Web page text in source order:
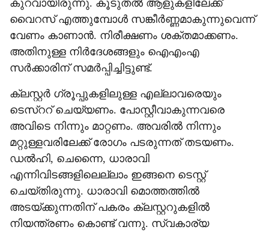
കുറവായിരുന്നു. കൂടുതല്‍ ആളുകളിലേക്ക്
വൈറസ് എത്തുമ്പോള്‍ സങ്കീര്‍ണ്ണമാകുന്നുവെന്ന്
വേണം കാണാന്‍. നിരീക്ഷണം ശക്തമാക്കണം.
അതിനുള്ള നിര്‍ദേശങ്ങളും ഐഎംഎ
സര്‍ക്കാരിന് സമര്‍പ്പിച്ചിട്ടുണ്ട്.
ക്ലസ്റ്റര്‍ ഗ്രൂപ്പുകളിലുള്ള എല്ലാവരെയും
ടെസ്‌ററ് ചെയ്യണം. പോസ്റ്റീവാകുന്നവരെ
അവിടെ നിന്നും മാറ്റണം. അവരില്‍ നിന്നും
മറ്റുള്ളവരിലേക്ക് രോഗം പടരുന്നത് തടയണം.
ഡല്‍ഹി, ചെന്നൈ, ധാരാവി
എന്നിവിടങ്ങളിലെല്ലാം ഇങ്ങനെ ടെസ്റ്റ്
ചെയ്തിരുന്നു. ധാരാവി മൊത്തത്തില്‍
അടയ്ക്കുന്നതിന് പകരം ക്ലസ്റ്ററുകളില്‍
നിയന്ത്രണം കൊണ്ട് വന്നു. സ്വകാര്യ